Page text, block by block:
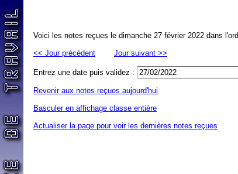
Voici les notes reçues le dimanche 27 février 2022 dans
<< Jour précédent
Jour suivant >>
Entrez une date puis validez :
Revenir aux notes reçues aujourd'hui
Basculer en affichage classe entière
Actualiser la page pour voir les dernières notes reçues